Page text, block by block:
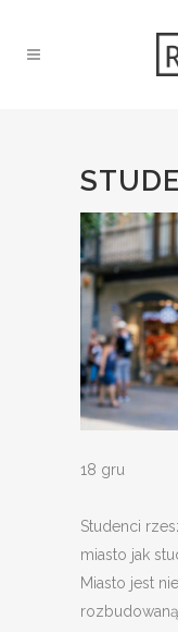
18 gru
Studenci
miasto jak
Miasto jest